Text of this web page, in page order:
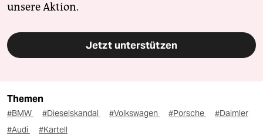
unsere Aktion.
Jetzt unterstützen
Themen
#BMW #Dieselskandal #Volkswagen #Porsche
#Daimler
#Audi
#Kartell